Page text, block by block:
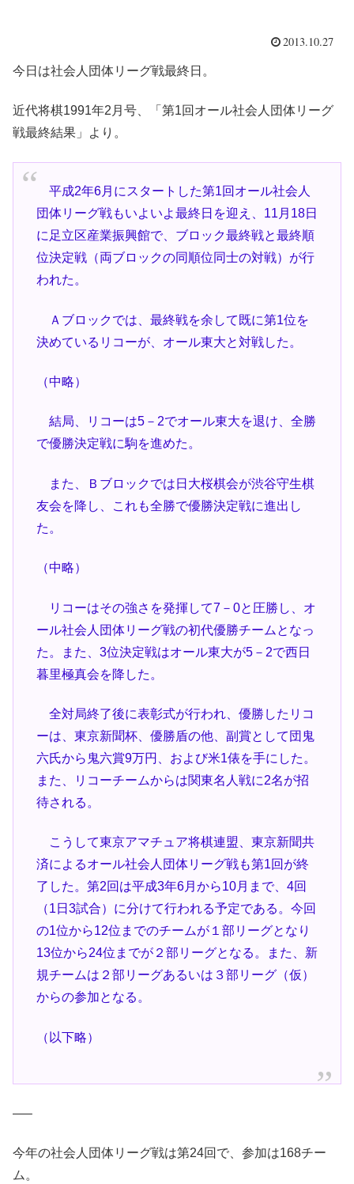
2013.10.27
今日は社会人団体リーグ戦最終日。
近代将棋1991年2月号、「第1回オール社会人団体リーグ
戦最終結果」より。
平成2年6月にスタートした第1回オール社会人
団体リーグ戦もいよいよ最終日を迎え、11月18日
に足立区産業振興館で、ブロック最終戦と最終順
位決定戦（両ブロックの同順位同士の対戦）が行
われた。
Ａブロックでは、最終戦を余して既に第1位を
決めているリコーが、オール東大と対戦した。
（中略）
結局、リコーは5－2でオール東大を退け、全勝
で優勝決定戦に駒を進めた。
また、Ｂブロックでは日大桜棋会が渋谷守生棋
友会を降し、これも全勝で優勝決定戦に進出し
た。
（中略）
リコーはその強さを発揮して7－0と圧勝し、オ
ール社会人団体リーグ戦の初代優勝チームとなっ
た。また、3位決定戦はオール東大が5－2で西日
暮里極真会を降した。
全対局終了後に表彰式が行われ、優勝したリコ
ーは、東京新聞杯、優勝盾の他、副賞として団鬼
六氏から鬼六賞9万円、および米1俵を手にした。
また、リコーチームからは関東名人戦に2名が招
待される。
こうして東京アマチュア将棋連盟、東京新聞共
済によるオール社会人団体リーグ戦も第1回が終
了した。第2回は平成3年6月から10月まで、4回
（1日3試合）に分けて行われる予定である。今回
の1位から12位までのチームが１部リーグとなり
13位から24位までが２部リーグとなる。また、新
規チームは２部リーグあるいは３部リーグ（仮）
からの参加となる。
（以下略）
—–
今年の社会人団体リーグ戦は第24回で、参加は168チー
ム。